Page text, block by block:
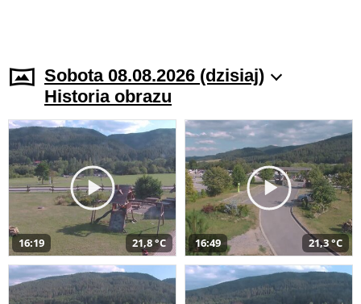
Sobota 08.08.2026 (dzisiaj)
Historia obrazu
16:19 21,8 °C 16:49 21,3 °C